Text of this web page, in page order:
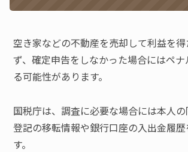
空き家などの不動産を売却して利益を
ず、確定申告をしなかった場合にはペ
る可能性があります。
国税庁は、調査に必要な場合には本人
登記の移転情報や銀行口座の入出金履
す。